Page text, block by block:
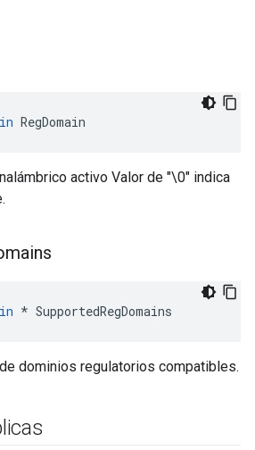
RegDomain
activo Valor de "\0" indica
* SupportedRegDomains
dominios regulatorios compatibles.